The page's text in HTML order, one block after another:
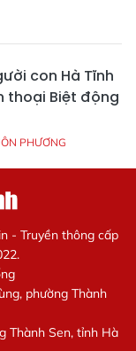
con Hà Tĩnh
thoại Biệt động
PHƯƠNG
- Truyền thông cấp
phường Thành
Thành Sen, tỉnh Hà